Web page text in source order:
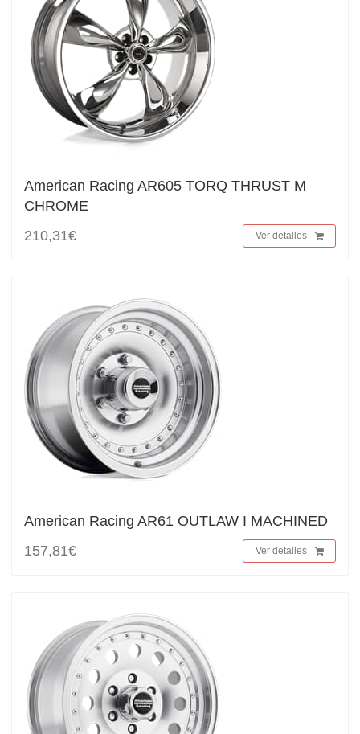
American Racing AR605 TORQ THRUST M
CHROME
210,31€
Ver detalles
American Racing AR61 OUTLAW I MACHINED
157,81€
Ver detalles